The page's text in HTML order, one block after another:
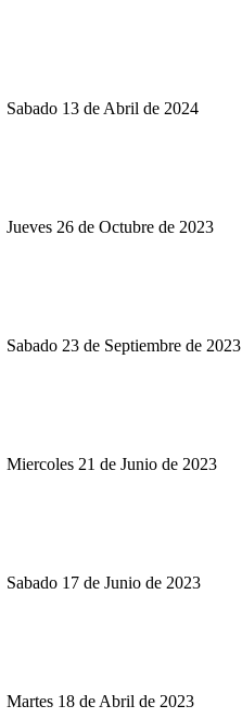
Sabado 13 de Abril de 2024
Jueves 26 de Octubre de 2023
Sabado 23 de Septiembre de 2023
Miercoles 21 de Junio de 2023
Sabado 17 de Junio de 2023
Martes 18 de Abril de 2023